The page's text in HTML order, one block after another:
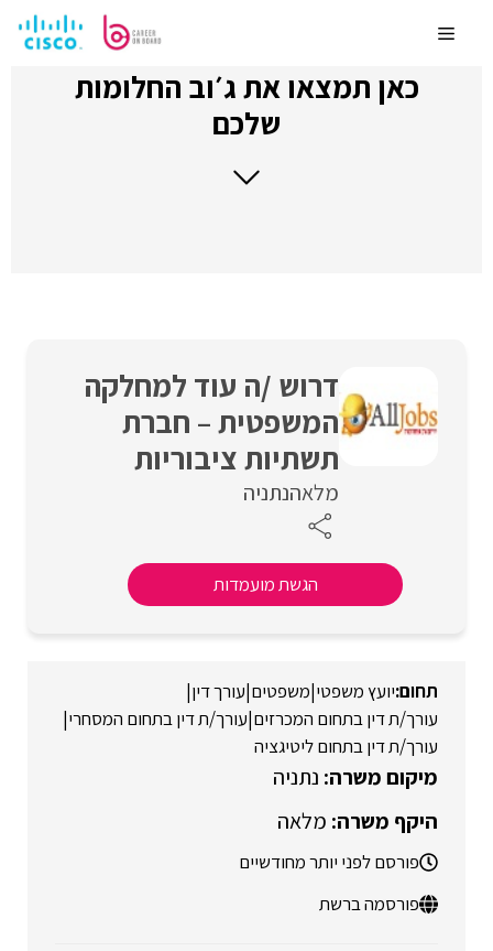
לתוכןMenu
כאן תמצאו את ג׳וב החלומות
שלכם
דרוש /ה עוד למחלקה
המשפטית – חברת
תשתיות ציבוריות
מלאהנתניה
הגשת מועמדות
יועץ משפטי|משפטים|עורך דין|
עורך/ת דין בתחום המכרזים|עורך/ת דין בתחום המסחרי|
עורך/ת דין בתחום ליטיגציה
נתניה
מלאה
פורסם לפני יותר מחודשיים
פורסמה ברשת